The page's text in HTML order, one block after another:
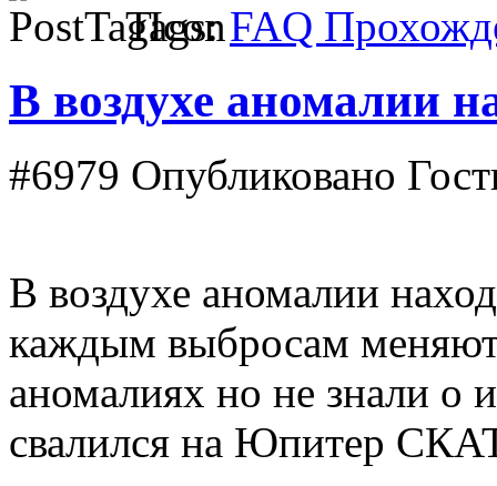
Tags:FAQ
В воздухе аномалии
#6979 Опубликовано
В воздухе аномалии
каждым выбросам
аномалиях но не знали о
свалился на Юпитер